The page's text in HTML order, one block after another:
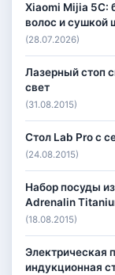
Xiaomi Mijia 5C:
волос и сушкой
(28.07.2026)
Лазерный стоп
свет
(31.08.2015)
Стол Lab Pro с
(24.08.2015)
Набор посуды
Adrenalin
(18.08.2015)
Электрическая
индукционная